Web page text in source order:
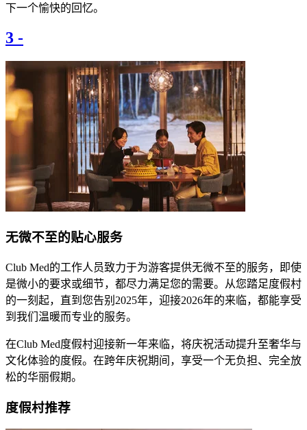
下一个愉快的回忆。​
3 -
​​无微不至的贴心服务
​​Club Med的工作人员致力于为游客提供无微不至的服务，即使
是微小的要求或细节，都尽力满足您的需要。从您踏足度假村
的一刻起，直到您告别2025年，迎接2026年的来临，都能享受
到我们温暖而专业的服务。​
​​在Club Med度假村迎接新一年来临，将庆祝活动提升至奢华与
文化体验的度假。​在跨年庆祝期间，享受一个无负担、完全放
松的华丽假期​。​
度假村推荐